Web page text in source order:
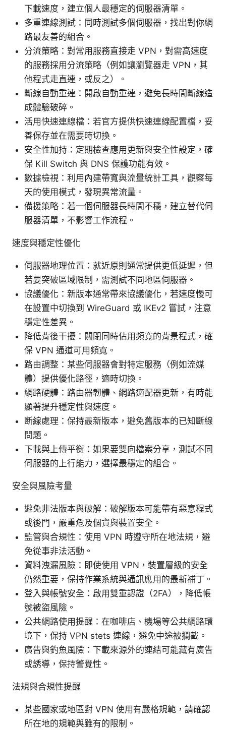
下載速度，建立個人最穩定的伺服器清單。
多重連線測試：同時測試多個伺服器，找出對你網
路最友善的組合。
分流策略：對常用服務直接走 VPN，對需高速度
的服務採用分流策略（例如讓瀏覽器走 VPN，其
他程式走直連，或反之）。
斷線自動重連：開啟自動重連，避免長時間斷線造
成體驗破碎。
活用快速連線檔：若官方提供快速連線配置檔，妥
善保存並在需要時切換。
安全性加持：定期檢查應用更新與安全性設定，確
保 Kill Switch 與 DNS 保護功能有效。
數據檢視：利用內建帶寬與流量統計工具，觀察每
天的使用模式，發現異常流量。
備援策略：若一個伺服器長時間不穩，建立替代伺
服器清單，不影響工作流程。
速度與穩定性優化
伺服器地理位置：就近原則通常提供更低延遲，但
若要突破區域限制，需測試不同地區伺服器。
協議優化：新版本通常帶來協議優化，若速度慢可
在設置中切換到 WireGuard 或 IKEv2 嘗試，注意
穩定性差異。
降低背後干擾：關閉同時佔用頻寬的背景程式，確
保 VPN 通道可用頻寬。
路由調整：某些伺服器會對特定服務（例如流媒
體）提供優化路徑，適時切換。
網路硬體：路由器韌體、網路適配器更新，有時能
顯著提升穩定性與速度。
断線處理：保持最新版本，避免舊版本的已知斷線
問題。
下載與上傳平衡：如果要雙向檔案分享，測試不同
伺服器的上行能力，選擇最穩定的組合。
安全與風險考量
避免非法版本與破解：破解版本可能帶有惡意程式
或後門，嚴重危及個資與裝置安全。
監管與合規性：使用 VPN 時遵守所在地法規，避
免從事非法活動。
資料洩漏風險：即使使用 VPN，裝置層級的安全
仍然重要，保持作業系統與通訊應用的最新補丁。
登入與帳號安全：啟用雙重認證（2FA），降低帳
號被盜風險。
公共網路使用提醒：在咖啡店、機場等公共網路環
境下，保持 VPN stets 連線，避免中途被攔截。
廣告與釣魚風險：下載來源外的連結可能藏有廣告
或誘導，保持警覺性。
法規與合規性提醒
某些國家或地區對 VPN 使用有嚴格規範，請確認
所在地的規範與雖有的限制。